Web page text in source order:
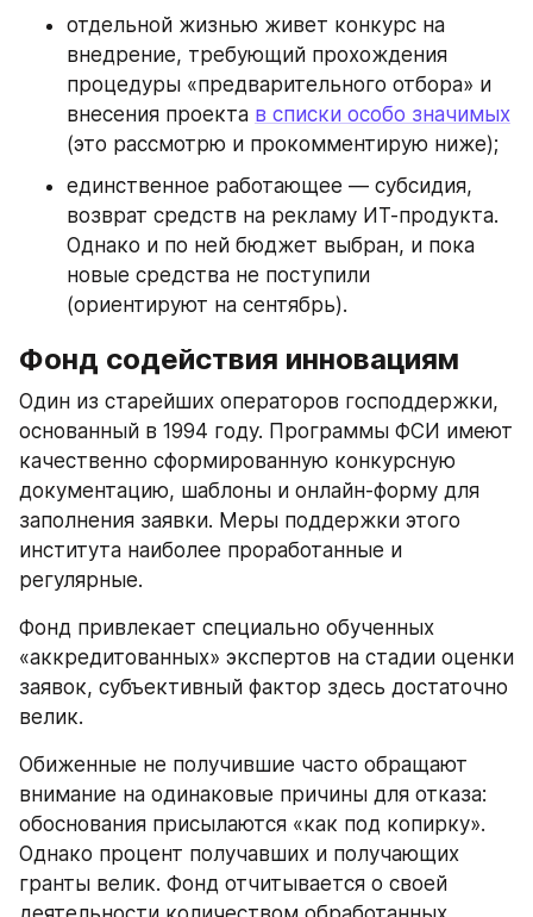
отдельной жизнью живет конкурс на
внедрение, требующий прохождения
процедуры «предварительного отбора» и
внесения проекта в списки особо значимых
(это рассмотрю и прокомментирую ниже);
единственное работающее — субсидия,
возврат средств на рекламу ИТ-продукта.
Однако и по ней бюджет выбран, и пока
новые средства не поступили
(ориентируют на сентябрь).
Фонд содействия инновациям
Один из старейших операторов господдержки,
основанный в 1994 году. Программы ФСИ имеют
качественно сформированную конкурсную
документацию, шаблоны и онлайн-форму для
заполнения заявки. Меры поддержки этого
института наиболее проработанные и
регулярные.
Фонд привлекает специально обученных
«аккредитованных» экспертов на стадии оценки
заявок, субъективный фактор здесь достаточно
велик.
Обиженные не получившие часто обращают
внимание на одинаковые причины для отказа:
обоснования присылаются «как под копирку».
Однако процент получавших и получающих
гранты велик. Фонд отчитывается о своей